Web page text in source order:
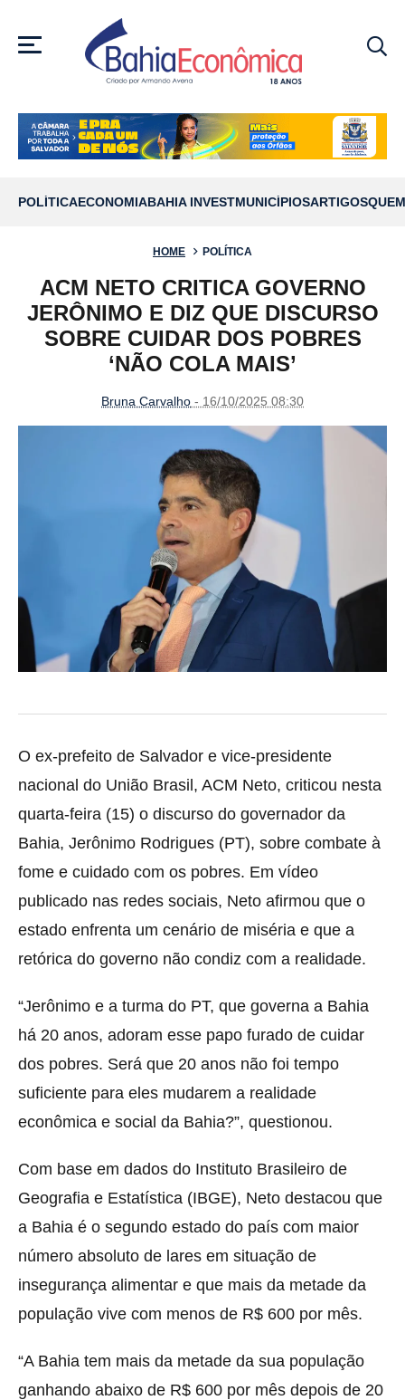
MENU
POLÍTICAECONOMIABAHIA INVESTMUNICÍPIOSARTIGOS
HOME POLÍTICA
ACM NETO CRITICA GOVERNO
JERÔNIMO E DIZ QUE DISCURSO
SOBRE CUIDAR DOS POBRES
‘NÃO COLA MAIS’
Bruna Carvalho - 16/10/2025 08:30
O ex-prefeito de Salvador e vice-presidente
nacional do União Brasil, ACM Neto, criticou nesta
quarta-feira (15) o discurso do governador da
Bahia, Jerônimo Rodrigues (PT), sobre combate à
fome e cuidado com os pobres. Em vídeo
publicado nas redes sociais, Neto afirmou que o
estado enfrenta um cenário de miséria e que a
retórica do governo não condiz com a realidade.
“Jerônimo e a turma do PT, que governa a Bahia
há 20 anos, adoram esse papo furado de cuidar
dos pobres. Será que 20 anos não foi tempo
suficiente para eles mudarem a realidade
econômica e social da Bahia?”, questionou.
Com base em dados do Instituto Brasileiro de
Geografia e Estatística (IBGE), Neto destacou que
a Bahia é o segundo estado do país com maior
número absoluto de lares em situação de
insegurança alimentar e que mais da metade da
população vive com menos de R$ 600 por mês.
“A Bahia tem mais da metade da sua população
ganhando abaixo de R$ 600 por mês depois de 20